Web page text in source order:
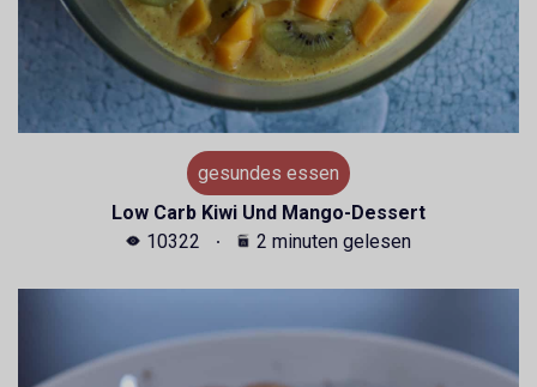
gesundes essen
Low Carb Kiwi Und Mango-Dessert
10322
2 minuten gelesen